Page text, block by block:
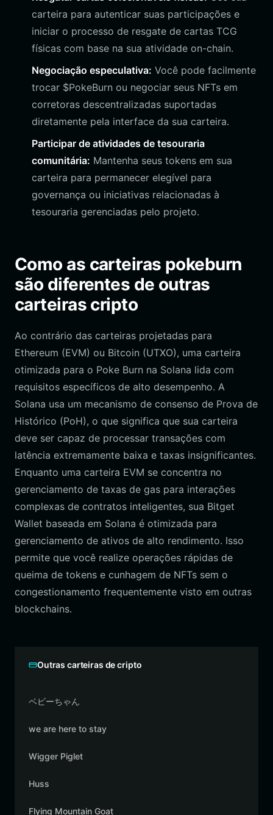
carteira para autenticar suas participações e
iniciar o processo de resgate de cartas TCG
físicas com base na sua atividade on-chain.
Negociação especulativa: Você pode facilmente
trocar $PokeBurn ou negociar seus NFTs em
corretoras descentralizadas suportadas
diretamente pela interface da sua carteira.
Participar de atividades de tesouraria
comunitária: Mantenha seus tokens em sua
carteira para permanecer elegível para
governança ou iniciativas relacionadas à
tesouraria gerenciadas pelo projeto.
Como as carteiras pokeburn
são diferentes de outras
carteiras cripto
Ao contrário das carteiras projetadas para
Ethereum (EVM) ou Bitcoin (UTXO), uma carteira
otimizada para o Poke Burn na Solana lida com
requisitos específicos de alto desempenho. A
Solana usa um mecanismo de consenso de Prova de
Histórico (PoH), o que significa que sua carteira
deve ser capaz de processar transações com
latência extremamente baixa e taxas insignificantes.
Enquanto uma carteira EVM se concentra no
gerenciamento de taxas de gas para interações
complexas de contratos inteligentes, sua Bitget
Wallet baseada em Solana é otimizada para
gerenciamento de ativos de alto rendimento. Isso
permite que você realize operações rápidas de
queima de tokens e cunhagem de NFTs sem o
congestionamento frequentemente visto em outras
blockchains.
Outras carteiras de cripto
ベビーちゃん
we are here to stay
Wigger Piglet
Huss
Flying Mountain Goat